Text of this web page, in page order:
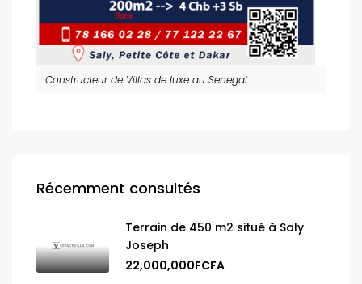
Constructeur de Villas de luxe au Senegal
Récemment consultés
Terrain de 450 m2 situé à Saly
Joseph
22,000,000FCFA